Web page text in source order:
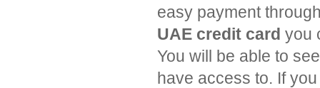
easy payment
UAE credit card you
You will be able to
have access to. If